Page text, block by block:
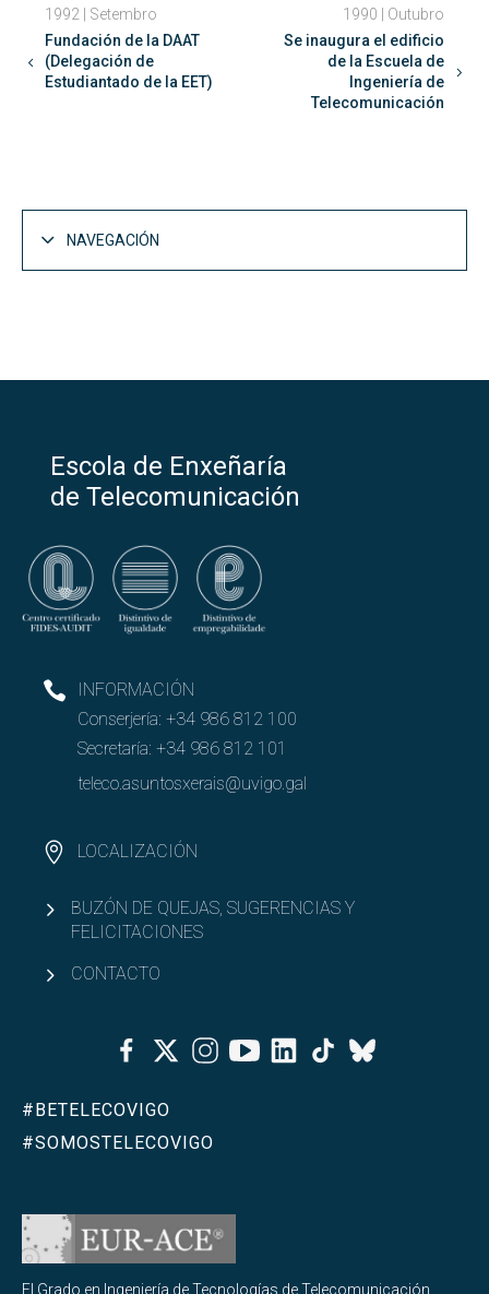
1992 | Setembro
Fundación de la DAAT
(Delegación de
Estudiantado de la EET)
1990 | Outubro
Se inaugura el edificio
de la Escuela de
Ingeniería de
Telecomunicación
NAVEGACIÓN
Escola de Enxeñaría
de Telecomunicación
INFORMACIÓN
Conserjería: +34 986 812 100
Secretaría: +34 986 812 101
teleco.asuntosxerais@uvigo.gal
LOCALIZACIÓN
BUZÓN DE QUEJAS, SUGERENCIAS Y
FELICITACIONES
CONTACTO
FacebookTwitterInstagramYoutubeLinkedinTiktok
Bluesky
#BETELECOVIGO
#SOMOSTELECOVIGO
El Grado en Ingeniería de Tecnologías de Telecomunicación